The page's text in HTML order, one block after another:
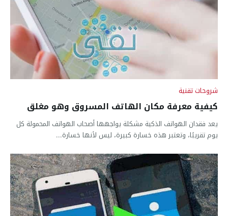
شروحات تقنية
كيفية معرفة مكان الهاتف المسروق وهو مغلق
يعد فقدان الهواتف الذكية مشكلة يواجهها أصحاب الهواتف المحمولة كل
يوم تقريبًا، وتعتبر هذه خسارة كبيرة، ليس لأنها خسارة...